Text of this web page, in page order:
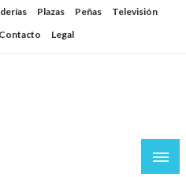
Plazas Peñas
Televisión
Contacto Legal